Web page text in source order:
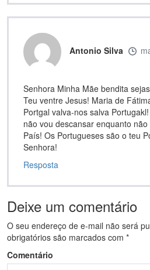
Antonio Silva
Senhora Minha Mãe bendita
Teu ventre Jesus! Maria de
Portgal valva-nos salva
não vou descansar enquanto não
País! Os Portugueses são o teu
Senhora!
Resposta
Deixe um comentário
O seu endereço de e-mail não será
obrigatórios são marcados com *
Comentário